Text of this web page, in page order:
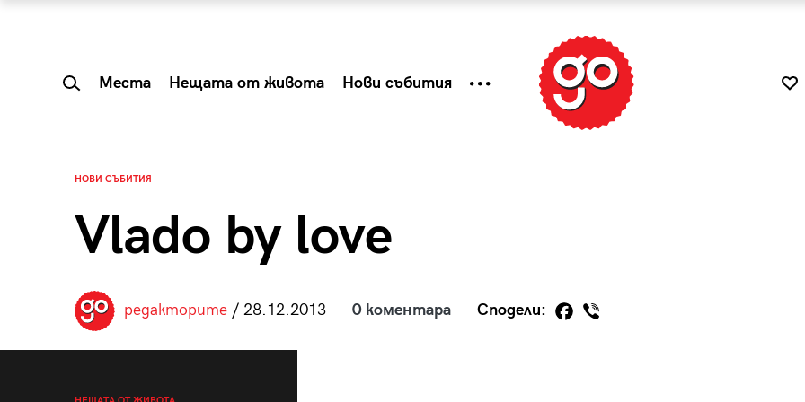
Места Нещата от живота Нови събития
НОВИ СЪБИТИЯ
Vlado by love
редакторите/ 28.12.2013 0 коментара Сподели: